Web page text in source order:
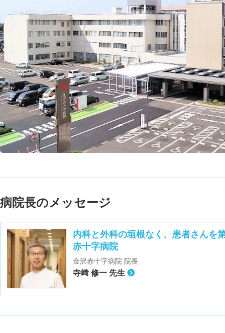
病院長のメッセージ
内科と外科の垣根なく、患者さんを
赤十字病院
金沢赤十字病院 院長
寺﨑 修一 先生